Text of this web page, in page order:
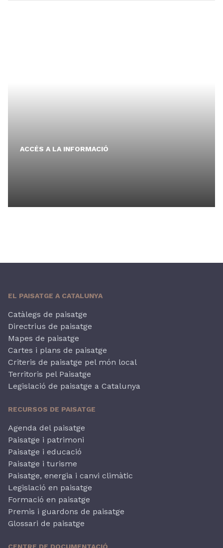
ACCÉS A LA INFORMACIÓ
EL PAISATGE A CATALUNYA
Catàlegs de paisatge
Directrius de paisatge
Mapes de paisatge
Cartes i plans de paisatge
Criteris de paisatge pel món local
Territoris pel Paisatge
Legislació de paisatge a Catalunya
RECURSOS DE PAISATGE
Agenda del paisatge
Paisatge i patrimoni
Paisatge i educació
Paisatge i turisme
Paisatge, energia i canvi climàtic
Legislació en paisatge
Formació en paisatge
Premis i guardons de paisatge
Glossari de paisatge
CENTRE DE DOCUMENTACIÓ